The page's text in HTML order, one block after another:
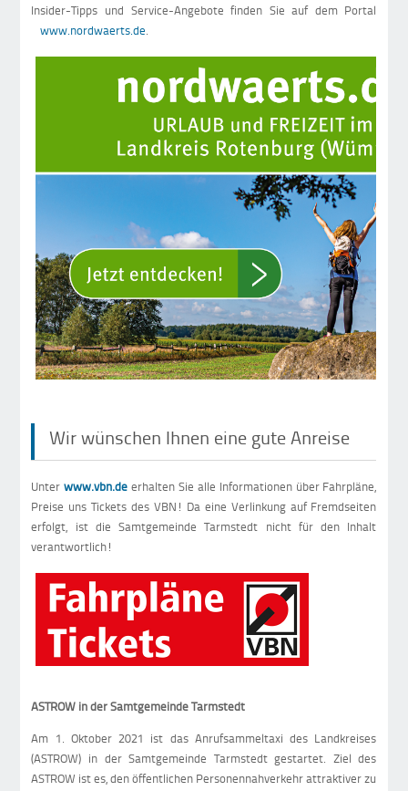
Insider-Tipps und Service-Angebote finden Sie auf dem Portal
www.nordwaerts.de.
Wir wünschen Ihnen eine gute Anreise
Unterwww.vbn.deerhalten Sie alle Informationen über Fahrpläne,
Preise uns Tickets des VBN! Da eine Verlinkung auf Fremdseiten
erfolgt, ist die Samtgemeinde Tarmstedt nicht für den Inhalt
verantwortlich!
ASTROW in der Samtgemeinde Tarmstedt
Am 1. Oktober 2021 ist das Anrufsammeltaxi des Landkreises
(ASTROW) in der Samtgemeinde Tarmstedt gestartet. Ziel des
ASTROW ist es, den öffentlichen Personennahverkehr attraktiver zu